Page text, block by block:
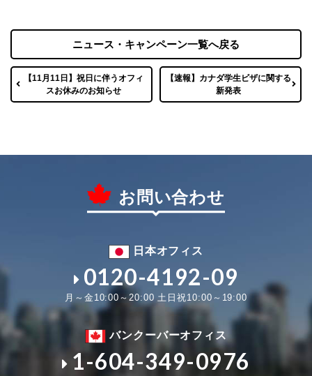
【11月11日】祝日に伴うオフィ
スお休みのお知らせ
ニュース・キャンペーン一覧へ戻る
【速報】カナダ学生ビザに関する
新発表
お問い合わせ
日本オフィス
0120-4192-09
月～金10:00～20:00 土日祝10:00～19:00
バンクーバーオフィス
1-604-349-0976